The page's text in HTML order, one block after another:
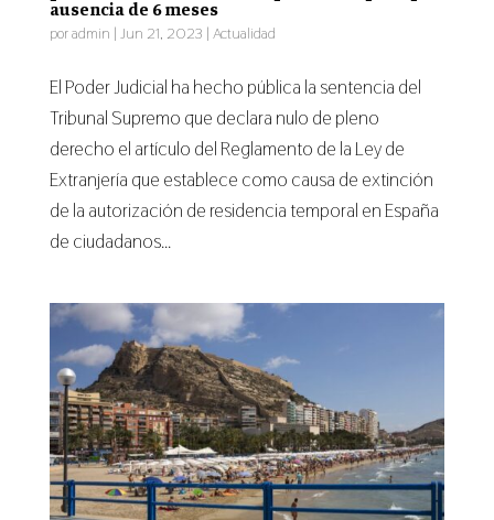
ausencia de 6 meses
poradmin | Jun 21, 2023 | Actualidad
El Poder Judicial ha hecho pública la sentencia del
Tribunal Supremo que declara nulo de pleno
derecho el artículo del Reglamento de la Ley de
Extranjería que establece como causa de extinción
de la autorización de residencia temporal en España
de ciudadanos...